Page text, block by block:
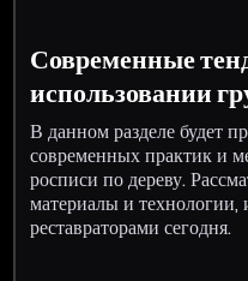
Современные
использовании
В данном разделе будет
современных практик и
росписи по дереву.
материалы и
реставраторами сегодня.